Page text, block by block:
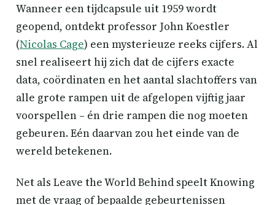
Wanneer een tijdcapsule uit 1959 wordt
geopend, ontdekt professor John Koestler
(Nicolas Cage) een mysterieuze reeks cijfers. Al
snel realiseert hij zich dat de cijfers exacte
data, coördinaten en het aantal slachtoffers van
alle grote rampen uit de afgelopen vijftig jaar
voorspellen – én drie rampen die nog moeten
gebeuren. Eén daarvan zou het einde van de
wereld betekenen.
Net als Leave the World Behind speelt Knowing
met de vraag of bepaalde gebeurtenissen